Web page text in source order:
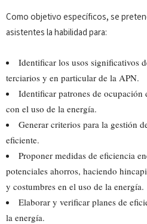
Como objetivo específicos, se
asistentes la habilidad para:
Identificar los usos significativos
terciarios y en particular de la APN.
Identificar patrones de
con el uso de la energía.
Generar criterios para la gestión
eficiente.
Proponer medidas de eficiencia
potenciales ahorros, haciendo
y costumbres en el uso de la energía.
Elaborar y verificar planes de
la energía.